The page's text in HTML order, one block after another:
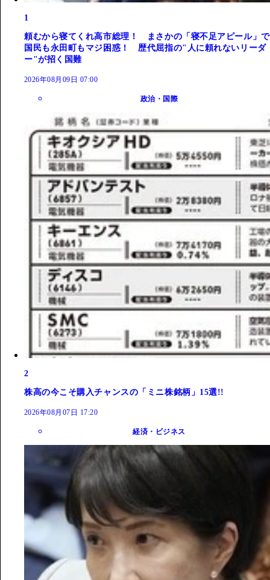
1
頼むから寝てくれ高市総理！ まさかの「寝不足アピール」で
国民も永田町もマジ困惑！ 歴代屈指の"人に頼れないリーダ
ー"が招く国難
2026年08月09日 07:00
政治・国際
2
株高の今こそ購入チャンスの「ミニ株銘柄」15選!!
2026年08月07日 17:20
経済・ビジネス